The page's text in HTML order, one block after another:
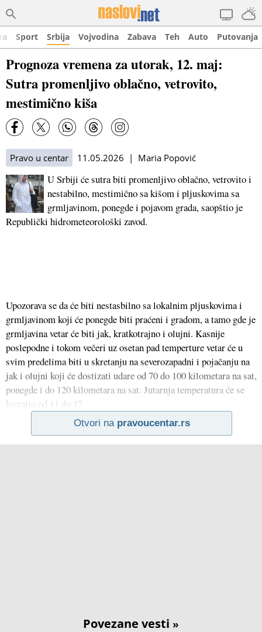
Sport Srbija Vojvodina Zabava Teh Auto Putovanja
Prognoza vremena za utorak, 12. maj:
Sutra promenljivo oblačno, vetrovito,
mestimično kiša
Pravo u centar 11.05.2026 | Maria Popović
U Srbiji će sutra biti promenljivo oblačno, vetrovito i
nestabilno, mestimično sa kišom i pljuskovima sa
grmljavinom, ponegde i pojavom grada, saopštio je
Republički hidrometeorološki zavod.
Upozorava se da će biti nestasbilno sa lokalnim pljuskovima i
grmljavinom koji će ponegde biti praćeni i gradom, a tamo gde je
grmljavina vetar će biti jak, kratkotrajno i olujni. Kasnije
poslepodne i tokom večeri uz osetan pad temperture vetar će u
svim predelima biti u skretanju na severozapadni i pojačanju na
jak i olujni koji će dostizati udare od 70 do 100 kilometara na sat,
ponegde i do 120 kilometara na sat. Jutarnja temperatura će se
kretatio od 11 do 17
Otvori na pravoucentar.rs
Povezane vesti »